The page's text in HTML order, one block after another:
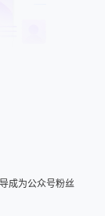
成为公众号粉丝